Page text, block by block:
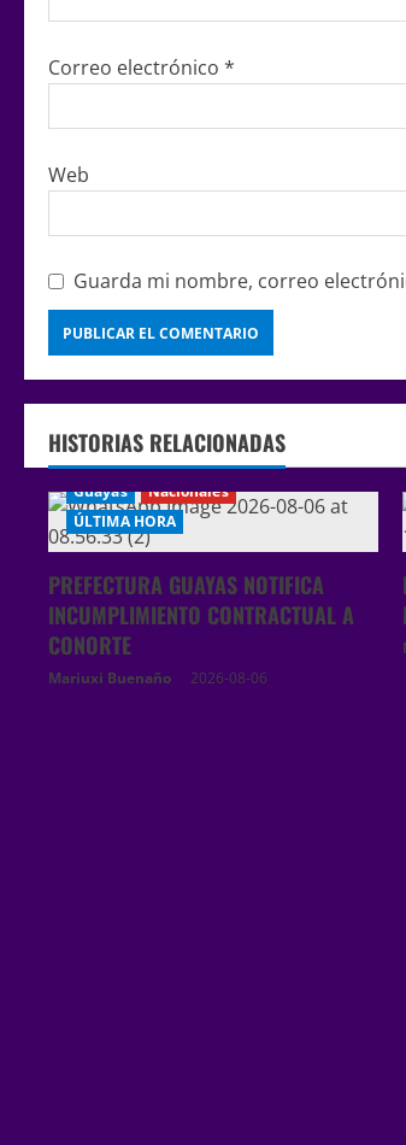
Correo electrónico *
Web
Guarda mi nombre, correo
HISTORIAS RELACIONADAS
Guayas
Nacionales
ÚLTIMA HORA
PREFECTURA GUAYAS NOTIFICA
INCUMPLIMIENTO CONTRACTUAL A
CONORTE
Mariuxi Buenaño 2026-08-06